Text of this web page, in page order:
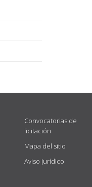
Convocatorias de
licitación
Mapa del sitio
Aviso jurídico